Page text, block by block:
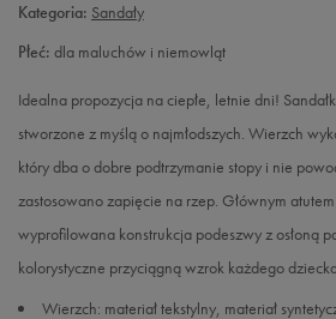
26 Powiadom o dostępności
Kategoria: Sandały
Płeć: dla maluchów i niemowląt
Idealna propozycja na ciepłe, letnie dni!
stworzone z myślą o najmłodszych. Wierzch
który dba o dobre podtrzymanie stopy i nie
zastosowano zapięcie na rzep. Głównym
wyprofilowana konstrukcja podeszwy z osłoną
kolorystyczne przyciągną wzrok każdego
Wierzch: materiał tekstylny, materiał